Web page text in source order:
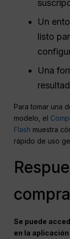
Un
listo
Una
Para tomar una
modelo, el
Flash muestra
rápido de uso
Se puede
en la